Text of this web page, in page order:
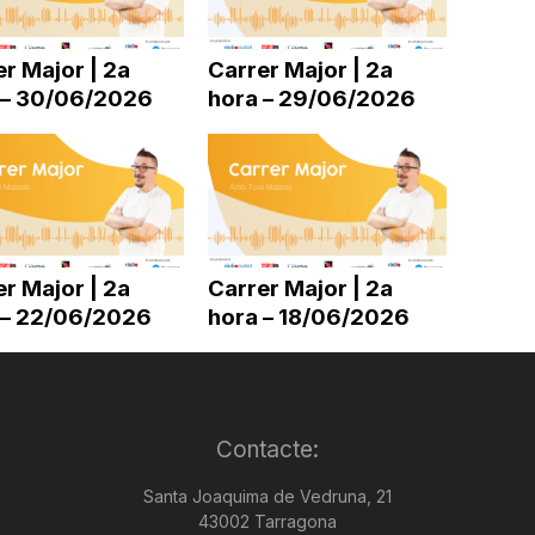
disminuir
el
volum.
Major | 2a
30/06/2026
Carrer Major | 2a
hora – 29/06/2026
Major | 2a
22/06/2026
Carrer Major | 2a
hora – 18/06/2026
Contacte:
Santa Joaquima de Vedruna, 21
43002 Tarragona